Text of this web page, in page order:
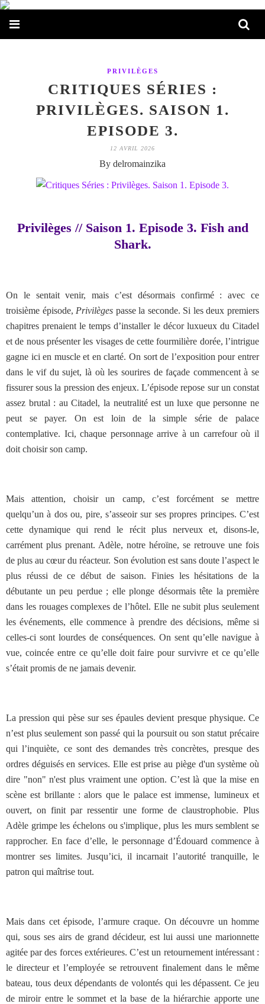
PRIVILÈGES
CRITIQUES SÉRIES :
PRIVILÈGES. SAISON 1.
EPISODE 3.
12 AVRIL 2026
By delromainzika
Privilèges // Saison 1. Episode 3. Fish and
Shark.
On le sentait venir, mais c’est désormais confirmé : avec ce
troisième épisode, Privilèges passe la seconde. Si les deux premiers
chapitres prenaient le temps d’installer le décor luxueux du Citadel
et de nous présenter les visages de cette fourmilière dorée, l’intrigue
gagne ici en muscle et en clarté. On sort de l’exposition pour entrer
dans le vif du sujet, là où les sourires de façade commencent à se
fissurer sous la pression des enjeux. L’épisode repose sur un constat
assez brutal : au Citadel, la neutralité est un luxe que personne ne
peut se payer. On est loin de la simple série de palace
contemplative. Ici, chaque personnage arrive à un carrefour où il
doit choisir son camp.
Mais attention, choisir un camp, c’est forcément se mettre
quelqu’un à dos ou, pire, s’asseoir sur ses propres principes. C’est
cette dynamique qui rend le récit plus nerveux et, disons-le,
carrément plus prenant. Adèle, notre héroïne, se retrouve une fois
de plus au cœur du réacteur. Son évolution est sans doute l’aspect le
plus réussi de ce début de saison. Finies les hésitations de la
débutante un peu perdue ; elle plonge désormais tête la première
dans les rouages complexes de l’hôtel. Elle ne subit plus seulement
les événements, elle commence à prendre des décisions, même si
celles-ci sont lourdes de conséquences. On sent qu’elle navigue à
vue, coincée entre ce qu’elle doit faire pour survivre et ce qu’elle
s’était promis de ne jamais devenir.
La pression qui pèse sur ses épaules devient presque physique. Ce
n’est plus seulement son passé qui la poursuit ou son statut précaire
qui l’inquiète, ce sont des demandes très concrètes, presque des
ordres déguisés en services. Elle est prise au piège d'un système où
dire "non" n'est plus vraiment une option. C’est là que la mise en
scène est brillante : alors que le palace est immense, lumineux et
ouvert, on finit par ressentir une forme de claustrophobie. Plus
Adèle grimpe les échelons ou s'implique, plus les murs semblent se
rapprocher. En face d’elle, le personnage d’Édouard commence à
montrer ses limites. Jusqu’ici, il incarnait l’autorité tranquille, le
patron qui maîtrise tout.
Mais dans cet épisode, l’armure craque. On découvre un homme
qui, sous ses airs de grand décideur, est lui aussi une marionnette
agitée par des forces extérieures. C’est un retournement intéressant :
le directeur et l’employée se retrouvent finalement dans le même
bateau, tous deux dépendants de volontés qui les dépassent. Ce jeu
de miroir entre le sommet et la base de la hiérarchie apporte une